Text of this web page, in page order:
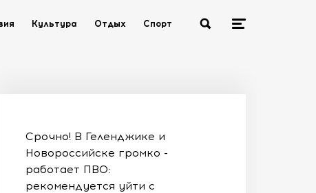
Культура Отдых Спорт
Срочно! В Геленджике и
Новороссийске громко -
работает ПВО:
рекомендуется уйти с